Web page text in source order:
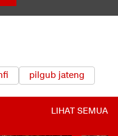
pilgub jateng
LIHAT SEMUA